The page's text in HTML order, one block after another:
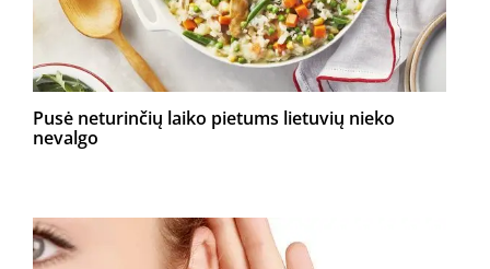
Pusė neturinčių laiko pietums lietuvių nieko
nevalgo